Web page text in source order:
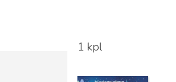
1 kpl